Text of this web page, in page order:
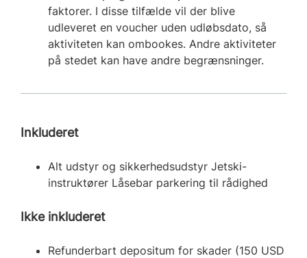
faktorer. I disse tilfælde vil der blive
udleveret en voucher uden udløbsdato, så
aktiviteten kan ombookes. Andre aktiviteter
på stedet kan have andre begrænsninger.
Inkluderet
Alt udstyr og sikkerhedsudstyr Jetski-
instruktører Låsebar parkering til rådighed
Ikke inkluderet
Refunderbart depositum for skader (150 USD